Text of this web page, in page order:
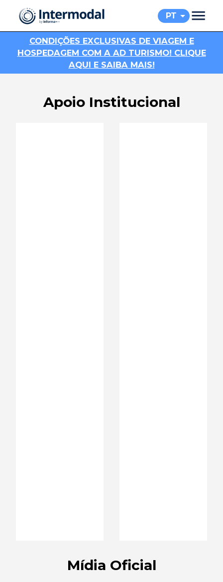
PT
CONDIÇÕES EXCLUSIVAS DE VIAGEM E
HOSPEDAGEM COM A AD TURISMO! CLIQUE
AQUI E SAIBA MAIS!
Apoio Institucional
Mídia Oficial